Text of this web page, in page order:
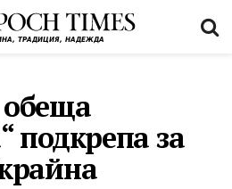
подкрепа за